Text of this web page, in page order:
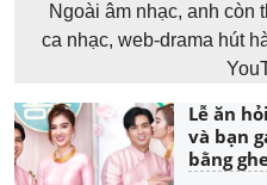
Ngoài âm nhạc, anh còn
ca nhạc, web-drama hút
Lễ ăn
và bạn
bằng